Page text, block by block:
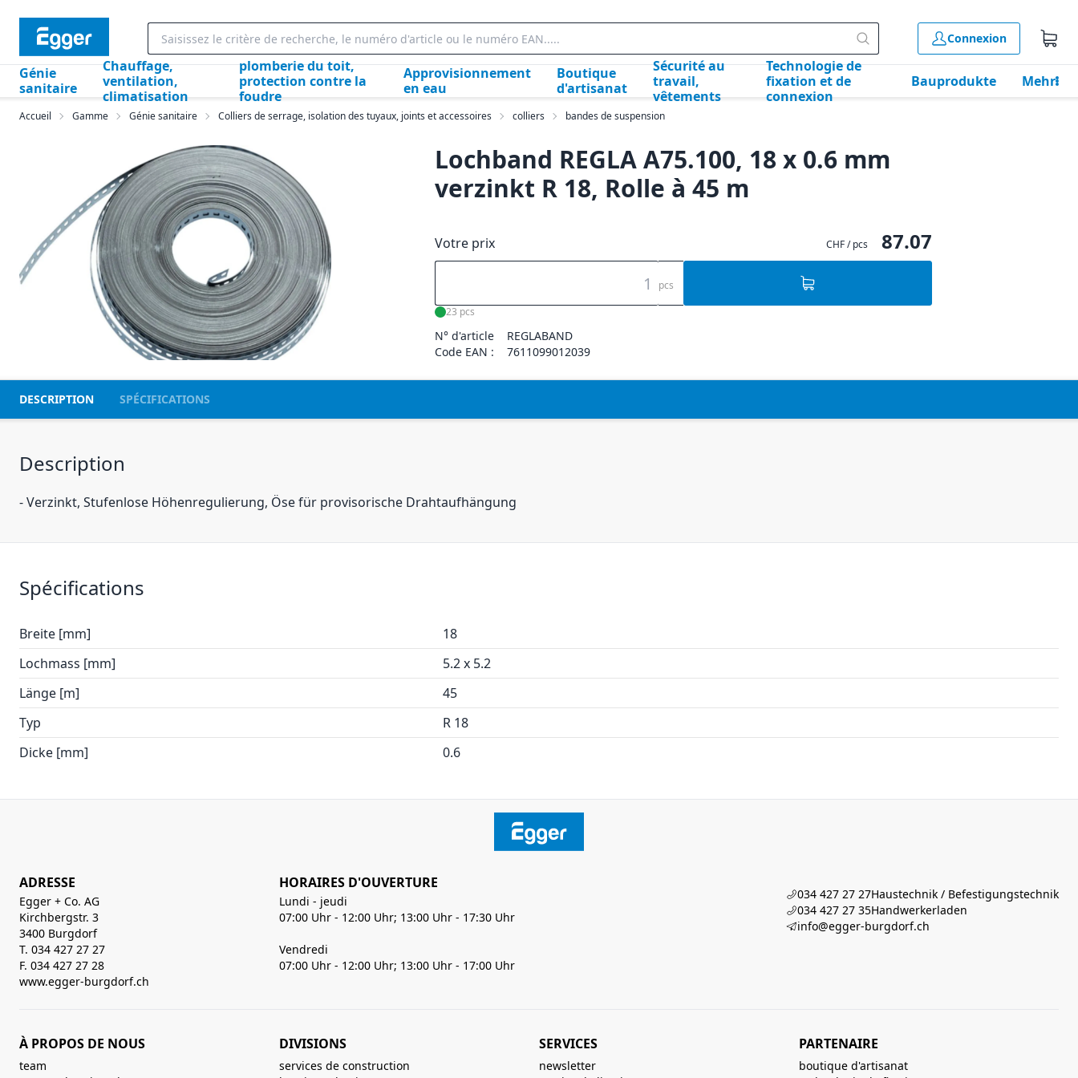
Connexion
Génie
sanitaire
Chauffage,
ventilation,
climatisation
plomberie du toit,
protection contre la
foudre
Approvisionnement
en eau
Boutique
d'artisanat
Sécurité au
travail,
vêtements
Technologie de
fixation et de
connexion
Bauprodukte Mehr
Accueil Gamme Génie sanitaire Colliers de serrage, isolation des tuyaux, joints et accessoires colliers bandes de suspension
Lochband REGLA A75.100, 18 x 0.6 mm
verzinkt R 18, Rolle à 45 m
Votre prix CHF / pcs 87.07
pcs
23 pcs
N° d'article
REGLABAND
Code EAN :
7611099012039
DESCRIPTION SPÉCIFICATIONS
Description
- Verzinkt, Stufenlose Höhenregulierung, Öse für provisorische Drahtaufhängung
Spécifications
Breite [mm]
18
Lochmass [mm]
5.2 x 5.2
Länge [m]
45
Typ
R 18
Dicke [mm]
0.6
ADRESSE
Egger + Co. AG
Kirchbergstr. 3
3400 Burgdorf
T. 034 427 27 27
F. 034 427 27 28
www.egger-burgdorf.ch
HORAIRES D'OUVERTURE
Lundi - jeudi
07:00 Uhr - 12:00 Uhr; 13:00 Uhr - 17:30 Uhr
Vendredi
07:00 Uhr - 12:00 Uhr; 13:00 Uhr - 17:00 Uhr
034 427 27 27Haustechnik / Befestigungstechnik
034 427 27 35Handwerkerladen
info@egger-burgdorf.ch
À PROPOS DE NOUS
team
DIVISIONS
services de construction
SERVICES
newsletter
PARTENAIRE
boutique d'artisanat